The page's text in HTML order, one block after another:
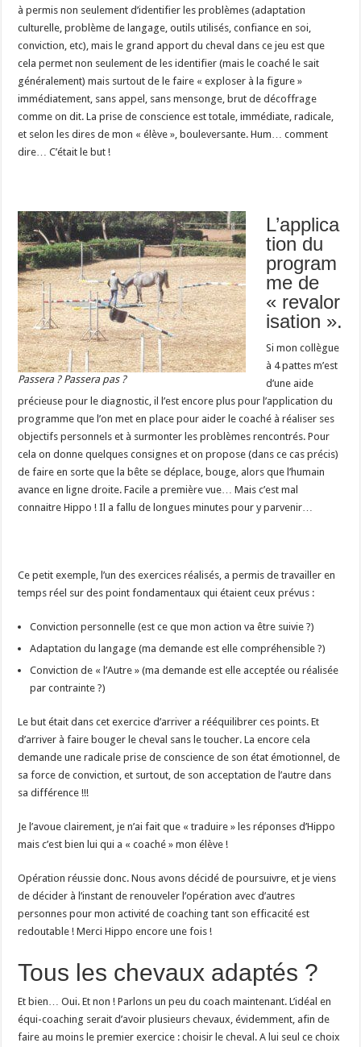
à permis non seulement d’identifier les problèmes (adaptation
culturelle, problème de langage, outils utilisés, confiance en soi,
conviction, etc), mais le grand apport du cheval dans ce jeu est que
cela permet non seulement de les identifier (mais le coaché le sait
généralement) mais surtout de le faire « exploser à la figure »
immédiatement, sans appel, sans mensonge, brut de décoffrage
comme on dit. La prise de conscience est totale, immédiate, radicale,
et selon les dires de mon « élève », bouleversante. Hum… comment
dire… C’était le but !
Passera ? Passera pas ?
L’applica
tion du
program
me de
« revalor
isation ».
Si mon collègue
à 4 pattes m’est
d’une aide
précieuse pour le diagnostic, il l’est encore plus pour l’application du
programme que l’on met en place pour aider le coaché à réaliser ses
objectifs personnels et à surmonter les problèmes rencontrés. Pour
cela on donne quelques consignes et on propose (dans ce cas précis)
de faire en sorte que la bête se déplace, bouge, alors que l’humain
avance en ligne droite. Facile a première vue… Mais c’est mal
connaitre Hippo ! Il a fallu de longues minutes pour y parvenir…
Ce petit exemple, l’un des exercices réalisés, a permis de travailler en
temps réel sur des point fondamentaux qui étaient ceux prévus :
Conviction personnelle (est ce que mon action va être suivie ?)
Adaptation du langage (ma demande est elle compréhensible ?)
Conviction de « l’Autre » (ma demande est elle acceptée ou réalisée
par contrainte ?)
Le but était dans cet exercice d’arriver a rééquilibrer ces points. Et
d’arriver à faire bouger le cheval sans le toucher. La encore cela
demande une radicale prise de conscience de son état émotionnel, de
sa force de conviction, et surtout, de son acceptation de l’autre dans
sa différence !!!
Je l’avoue clairement, je n’ai fait que « traduire » les réponses d’Hippo
mais c’est bien lui qui a « coaché » mon élève !
Opération réussie donc. Nous avons décidé de poursuivre, et je viens
de décider à l’instant de renouveler l’opération avec d’autres
personnes pour mon activité de coaching tant son efficacité est
redoutable ! Merci Hippo encore une fois !
Tous les chevaux adaptés ?
Et bien… Oui. Et non ! Parlons un peu du coach maintenant. L’idéal en
équi-coaching serait d’avoir plusieurs chevaux, évidemment, afin de
faire au moins le premier exercice : choisir le cheval. A lui seul ce choix